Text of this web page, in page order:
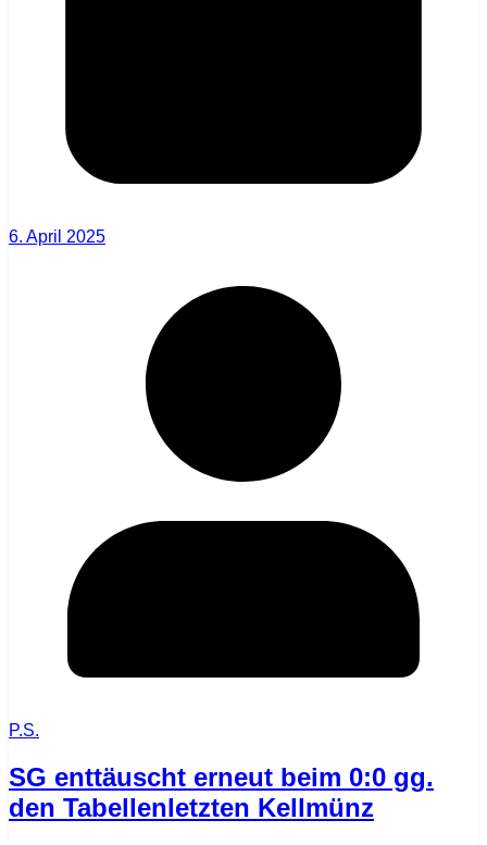
6. April 2025
P.S.
SG enttäuscht erneut beim 0:0 gg.
den Tabellenletzten Kellmünz